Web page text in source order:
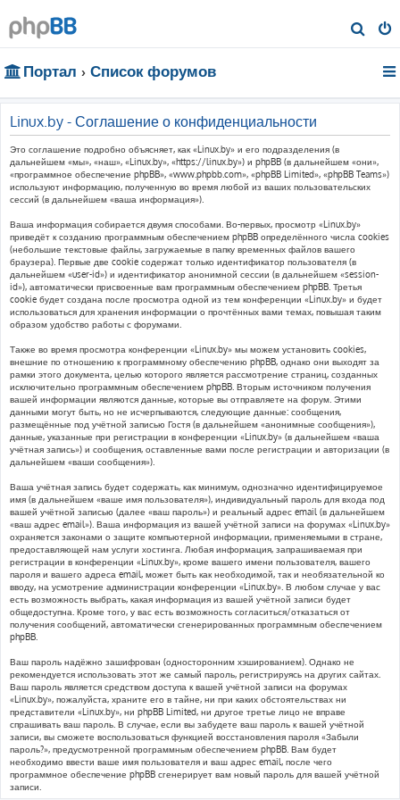
о
Портал Список форумов
Linux.by - Соглашение о конфиденциальности
Это соглашение подробно объясняет, как «Linux.by» и его подразделения (в
дальнейшем «мы», «наш», «Linux.by», «https://linux.by») и phpBB (в дальнейшем «они»,
«программное обеспечение phpBB», «www.phpbb.com», «phpBB Limited», «phpBB Teams»)
используют информацию, полученную во время любой из ваших пользовательских
сессий (в дальнейшем «ваша информация»).
Ваша информация собирается двумя способами. Во-первых, просмотр «Linux.by»
приведёт к созданию программным обеспечением phpBB определённого числа cookies
(небольшие текстовые файлы, загружаемые в папку временных файлов вашего
браузера). Первые две cookie содержат только идентификатор пользователя (в
дальнейшем «user-id») и идентификатор анонимной сессии (в дальнейшем «session-
id»), автоматически присвоенные вам программным обеспечением phpBB. Третья
cookie будет создана после просмотра одной из тем конференции «Linux.by» и будет
использоваться для хранения информации о прочтённых вами темах, повышая таким
образом удобство работы с форумами.
Также во время просмотра конференции «Linux.by» мы можем установить cookies,
внешние по отношению к программному обеспечению phpBB, однако они выходят за
рамки этого документа, целью которого является рассмотрение страниц, созданных
исключительно программным обеспечением phpBB. Вторым источником получения
вашей информации являются данные, которые вы отправляете на форум. Этими
данными могут быть, но не исчерпываются, следующие данные: сообщения,
размещённые под учётной записью Гостя (в дальнейшем «анонимные сообщения»),
данные, указанные при регистрации в конференции «Linux.by» (в дальнейшем «ваша
учётная запись») и сообщения, оставленные вами после регистрации и авторизации (в
дальнейшем «ваши сообщения»).
Ваша учётная запись будет содержать, как минимум, однозначно идентифицируемое
имя (в дальнейшем «ваше имя пользователя»), индивидуальный пароль для входа под
вашей учётной записью (далее «ваш пароль») и реальный адрес email (в дальнейшем
«ваш адрес email»). Ваша информация из вашей учётной записи на форумах «Linux.by»
охраняется законами о защите компьютерной информации, применяемыми в стране,
предоставляющей нам услуги хостинга. Любая информация, запрашиваемая при
регистрации в конференции «Linux.by», кроме вашего имени пользователя, вашего
пароля и вашего адреса email, может быть как необходимой, так и необязательной ко
вводу, на усмотрение администрации конференции «Linux.by». В любом случае у вас
есть возможность выбрать, какая информация из вашей учётной записи будет
общедоступна. Кроме того, у вас есть возможность согласиться/отказаться от
получения сообщений, автоматически сгенерированных программным обеспечением
phpBB.
Ваш пароль надёжно зашифрован (односторонним хэшированием). Однако не
рекомендуется использовать этот же самый пароль, регистрируясь на других сайтах.
Ваш пароль является средством доступа к вашей учётной записи на форумах
«Linux.by», пожалуйста, храните его в тайне, ни при каких обстоятельствах ни
представители «Linux.by», ни phpBB Limited, ни другое третье лицо не вправе
спрашивать ваш пароль. В случае, если вы забудете ваш пароль к вашей учётной
записи, вы сможете воспользоваться функцией восстановления пароля «Забыли
пароль?», предусмотренной программным обеспечением phpBB. Вам будет
необходимо ввести ваше имя пользователя и ваш адрес email, после чего
программное обеспечение phpBB сгенерирует вам новый пароль для вашей учётной
записи.